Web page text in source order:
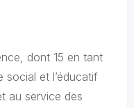
dont 15 en tant
social et l’éducatif
au service des